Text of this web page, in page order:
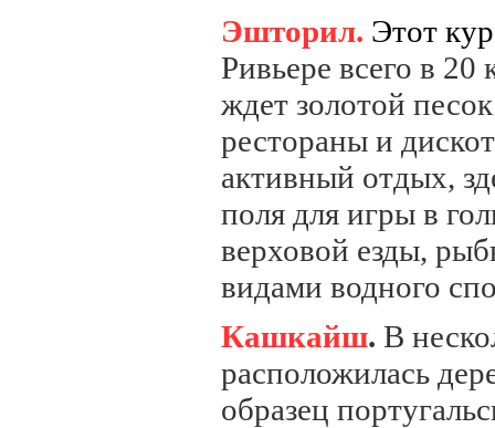
Эшторил. Этот
Ривьере всего в
ждет золотой
рестораны и
активный отдых,
поля для игры в
верховой езды,
видами водного
Кашкайш. В
расположилась
образец